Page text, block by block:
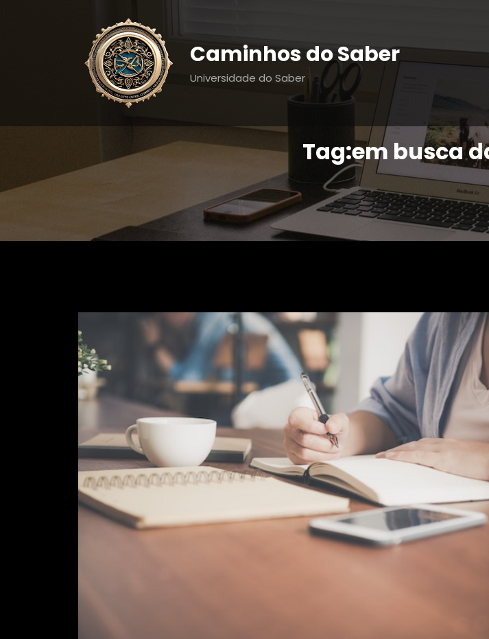
Caminhos do Saber
Universidade do Saber
Tag:em busca